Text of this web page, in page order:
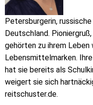
Petersburgerin,
Deutschland.
gehörten zu ihrem
Lebensmittelmarken.
hat sie bereits als
weigert sie sich
reitschuster.de.